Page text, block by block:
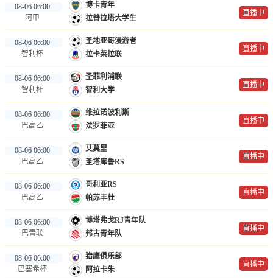
08-06 06:00
阿甲
博卡青年
拉普拉塔大学生
直播中
08-06 06:00
智利杯
圣地亚哥漫游者
拉卡莱拉联
直播中
08-06 06:00
智利杯
圣菲利浦联
智利大学
直播中
08-06 06:00
巴高乙
维拉诺波利斯
法罗菲亚
直播中
08-06 06:00
巴高乙
艾莫里
圣塔库鲁RS
直播中
08-06 06:00
巴高乙
哥利亚RS
帕苏丰杜
直播中
08-06 06:00
巴青联
博塔弗戈RJ青年队
邦古青年队
直播中
08-06 06:00
巴塞希杯
猎鹰俱乐部
阿拉卡朱
直播中